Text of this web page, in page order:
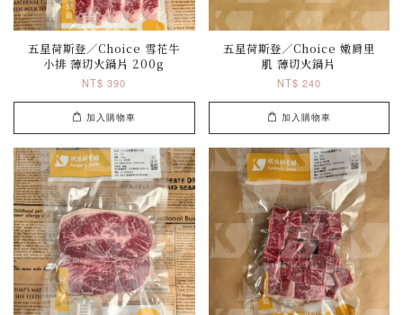
五星荷斯登／Choice 雪花牛
小排 薄切火鍋片 200g
NT$ 390
加入購物車
五星荷斯登／Choice 嫩肩里
肌 薄切火鍋片
NT$ 240
加入購物車